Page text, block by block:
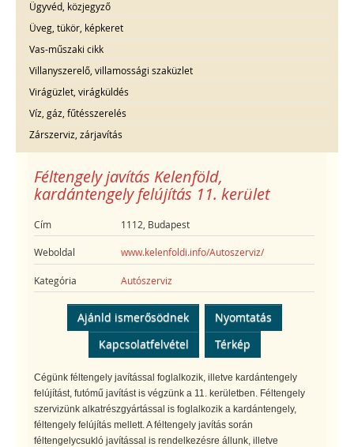
Ügyvéd, közjegyző
Üveg, tükör, képkeret
Vas-műszaki cikk
Villanyszerelő, villamossági szaküzlet
Virágüzlet, virágküldés
Víz, gáz, fűtésszerelés
Zárszerviz, zárjavítás
Féltengely javítás Kelenföld,
kardántengely felújítás 11. kerület
Cím 1112, Budapest
Weboldal www.kelenfoldi.info/Autoszerviz/
Kategória Autószerviz
Ajánld ismerősödnek
Nyomtatás
Kapcsolatfelvétel
Térkép
Cégünk féltengely javítással foglalkozik, illetve kardántengely
felújítást, futómű javítást is végzünk a 11. kerületben. Féltengely
szervizünk alkatrészgyártással is foglalkozik a kardántengely,
féltengely felújítás mellett. A féltengely javítás során
féltengelycsukló javítással is rendelkezésre állunk, illetve